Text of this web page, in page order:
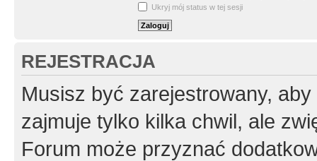
Ukryj mój status w tej sesji
REJESTRACJA
Musisz być zarejestrowany,
zajmuje tylko kilka chwil, ale
Forum może przyznać